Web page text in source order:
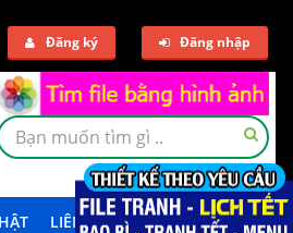
Đăng ký Đăng nhập
LIÊN HỆ TẢI DEMO